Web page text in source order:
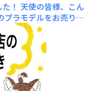
！ 天使の皆様、こん
プラモデルをお売りい
ましたので、ぜひご来
ね🐣✨